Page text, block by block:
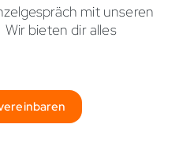
mit unseren
bieten dir alles